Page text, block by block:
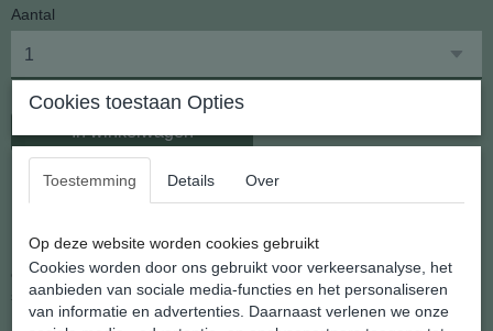
Aantal
In winkelwagen
Emo uit de serie kinder oorhangers
Natuurlijk denkt Shannashop ook aan de kinderen en hebben we
een hele nieuwe serie oorhangers voor kinderen in het atelier van
shannashop ontworpen.
Cookies toestaan Opties
Toestemming Details Over
Op deze website worden cookies gebruikt
Cookies worden door ons gebruikt voor verkeersanalyse, het
aanbieden van sociale media-functies en het personaliseren
van informatie en advertenties. Daarnaast verlenen we onze